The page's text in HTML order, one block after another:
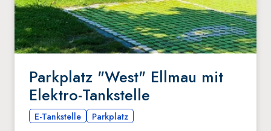
Parkplatz "West" Ellmau mit
Elektro-Tankstelle
E-Tankstelle Parkplatz